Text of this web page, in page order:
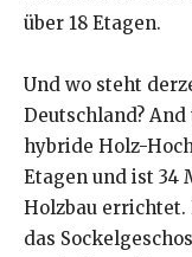
über 18 Etagen.
Und wo steht
Deutschland?
hybride Holz-
Etagen und ist 34
Holzbau
das